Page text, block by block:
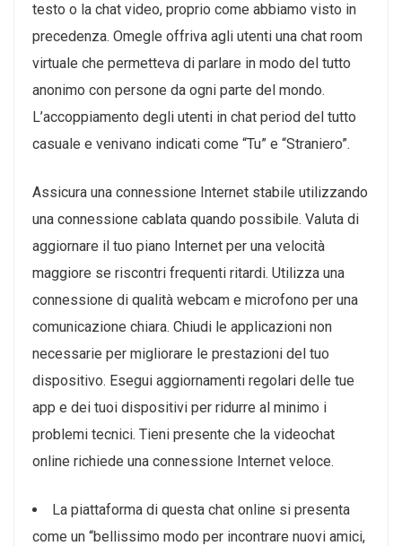
testo o la chat video, proprio come abbiamo visto in
precedenza. Omegle offriva agli utenti una chat room
virtuale che permetteva di parlare in modo del tutto
anonimo con persone da ogni parte del mondo.
L’accoppiamento degli utenti in chat period del tutto
casuale e venivano indicati come “Tu” e “Straniero”.
Assicura una connessione Internet stabile utilizzando
una connessione cablata quando possibile. Valuta di
aggiornare il tuo piano Internet per una velocità
maggiore se riscontri frequenti ritardi. Utilizza una
connessione di qualità webcam e microfono per una
comunicazione chiara. Chiudi le applicazioni non
necessarie per migliorare le prestazioni del tuo
dispositivo. Esegui aggiornamenti regolari delle tue
app e dei tuoi dispositivi per ridurre al minimo i
problemi tecnici. Tieni presente che la videochat
online richiede una connessione Internet veloce.
La piattaforma di questa chat online si presenta
come un “bellissimo modo per incontrare nuovi amici,